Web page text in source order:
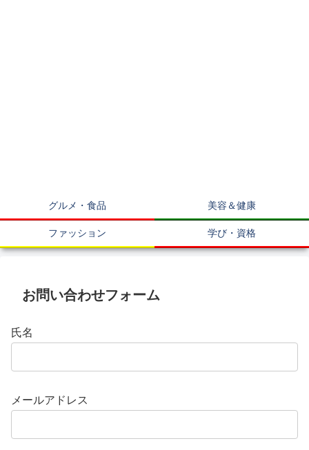
グルメ・食品 美容＆健康
ファッション 学び・資格
お問い合わせフォーム
氏名
メールアドレス